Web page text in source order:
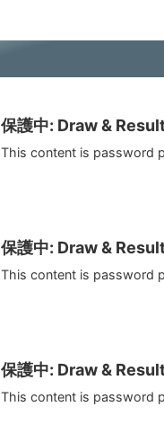
保護中: Draw &
This content is password
保護中: Draw &
This content is password
保護中: Draw &
This content is password